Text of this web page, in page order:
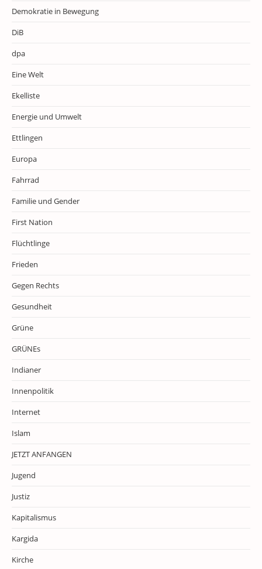
Demokratie in Bewegung
DiB
dpa
Eine Welt
Ekelliste
Energie und Umwelt
Ettlingen
Europa
Fahrrad
Familie und Gender
First Nation
Flüchtlinge
Frieden
Gegen Rechts
Gesundheit
Grüne
GRÜNEs
Indianer
Innenpolitik
Internet
Islam
JETZT ANFANGEN
Jugend
Justiz
Kapitalismus
Kargida
Kirche